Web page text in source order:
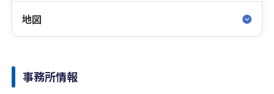
地図
事務所情報